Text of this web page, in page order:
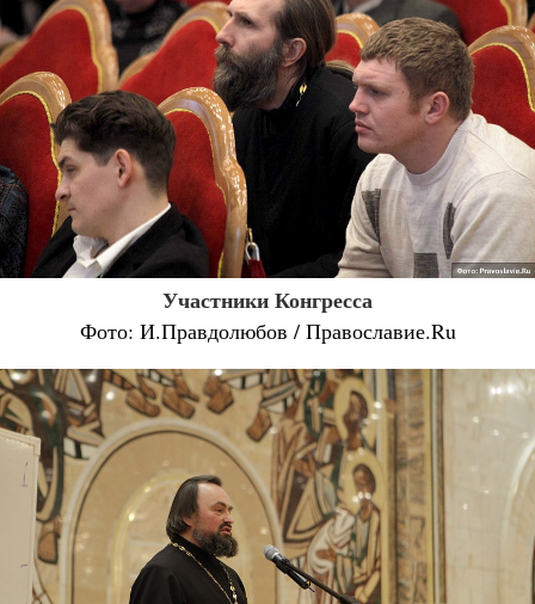
Участники Конгресса
Фото: И.Правдолюбов / Православие.Ru